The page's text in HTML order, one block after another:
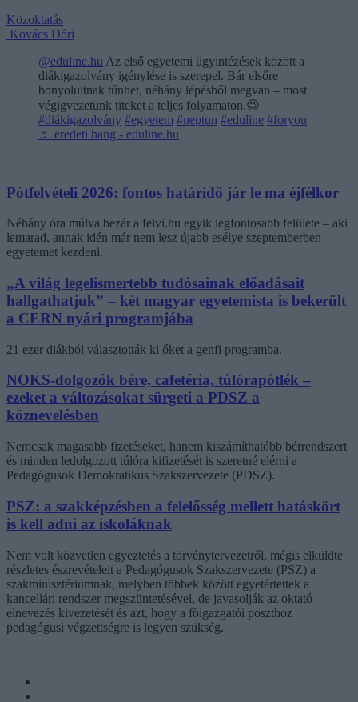
Közoktatás
Kovács Dóri
@eduline.hu Az első egyetemi ügyintézések között a
diákigazolvány igénylése is szerepel. Bár elsőre
bonyolultnak tűnhet, néhány lépésből megvan – most
végigvezetünk titeket a teljes folyamaton.😉
#diákigazolvány #egyetem #neptun #eduline #foryou
♬ eredeti hang - eduline.hu
Pótfelvételi 2026: fontos határidő jár le ma éjfélkor
Néhány óra múlva bezár a felvi.hu egyik legfontosabb felülete – aki
lemarad, annak idén már nem lesz újabb esélye szeptemberben
egyetemet kezdeni.
„A világ legelismertebb tudósainak előadásait
hallgathatjuk” – két magyar egyetemista is bekerült
a CERN nyári programjába
21 ezer diákból választották ki őket a genfi programba.
NOKS-dolgozók bére, cafetéria, túlórapótlék –
ezeket a változásokat sürgeti a PDSZ a
köznevelésben
Nemcsak magasabb fizetéseket, hanem kiszámíthatóbb bérrendszert
és minden ledolgozott túlóra kifizetését is szeretné elérni a
Pedagógusok Demokratikus Szakszervezete (PDSZ).
PSZ: a szakképzésben a felelősség mellett hatáskört
is kell adni az iskoláknak
Nem volt közvetlen egyeztetés a törvénytervezetről, mégis elküldte
részletes észrevételeit a Pedagógusok Szakszervezete (PSZ) a
szakminisztériumnak, melyben többek között egyetértettek a
kancellári rendszer megszüntetésével, de javasolják az oktató
elnevezés kivezetését és azt, hogy a főigazgatói poszthoz
pedagógusi végzettségre is legyen szükség.